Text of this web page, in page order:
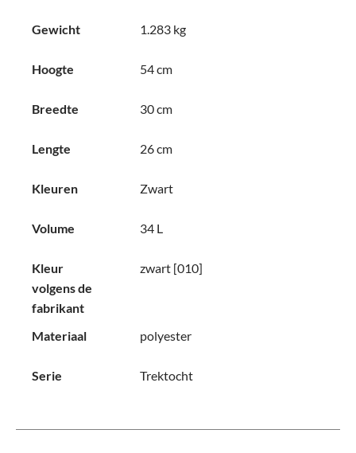
Gewicht 1.283 kg
Hoogte 54 cm
Breedte 30 cm
Lengte 26 cm
Kleuren Zwart
Volume 34 L
Kleur
volgens de
fabrikant
zwart [010]
Materiaal polyester
Serie Trektocht